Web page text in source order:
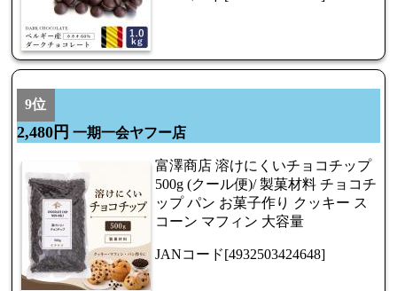
9位
2,480円 一期一会ヤフー店
富澤商店 溶けにくいチョコチップ
500g (クール便)/ 製菓材料 チョコチ
ップ パン お菓子作り クッキー ス
コーン マフィン 大容量
JANコード[4932503424648]